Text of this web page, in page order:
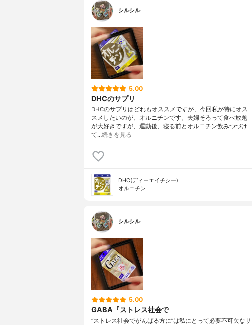
シルシル
5.00
DHCのサプリ
DHCのサプリはどれもオススメですが、今回私が特にオス
スメしたいのが、オルニチンです。夫婦そろって食べ放題
が大好きですが、運動後、寝る前とオルニチン飲みつづけ
て…続きを見る
DHC(ディーエイチシー)
オルニチン
シルシル
5.00
GABA『ストレス社会で
“ストレス社会でがんばる方に”は私にとって必要不可欠なサ